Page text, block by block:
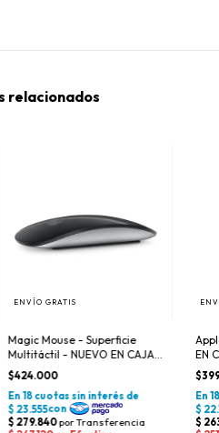
relacionados
ENVÍO GRATIS
Magic Mouse - Superficie
Multitáctil - NUEVO EN CAJA
SELLADA
$424.000
EN